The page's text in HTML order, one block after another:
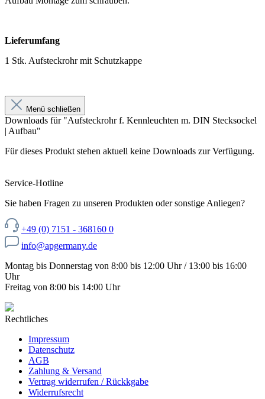
Lieferumfang
1 Stk. Aufsteckrohr mit Schutzkappe
Menü schließen
Downloads für "Aufsteckrohr f. Kennleuchten m. DIN Stecksockel
| Aufbau"
Für dieses Produkt stehen aktuell keine Downloads zur Verfügung.
Service-Hotline
Sie haben Fragen zu unseren Produkten oder sonstige Anliegen?
+49 (0) 7151 - 368160 0
info@apgermany.de
Montag bis Donnerstag von 8:00 bis 12:00 Uhr / 13:00 bis 16:00
Uhr
Freitag von 8:00 bis 14:00 Uhr
Rechtliches
Impressum
Datenschutz
AGB
Zahlung & Versand
Vertrag widerrufen / Rückkgabe
Widerrufsrecht